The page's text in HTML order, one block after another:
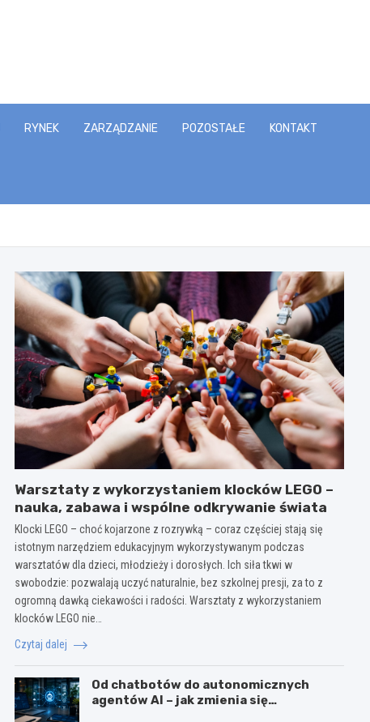
RYNEK ZARZĄDZANIE POZOSTAŁE KONTAKT
Warsztaty z wykorzystaniem klocków LEGO –
nauka, zabawa i wspólne odkrywanie świata
Klocki LEGO – choć kojarzone z rozrywką – coraz częściej stają się
istotnym narzędziem edukacyjnym wykorzystywanym podczas
warsztatów dla dzieci, młodzieży i dorosłych. Ich siła tkwi w
swobodzie: pozwalają uczyć naturalnie, bez szkolnej presji, za to z
ogromną dawką ciekawości i radości. Warsztaty z wykorzystaniem
klocków LEGO nie…
Czytaj dalej
Od chatbotów do autonomicznych
agentów AI – jak zmienia się